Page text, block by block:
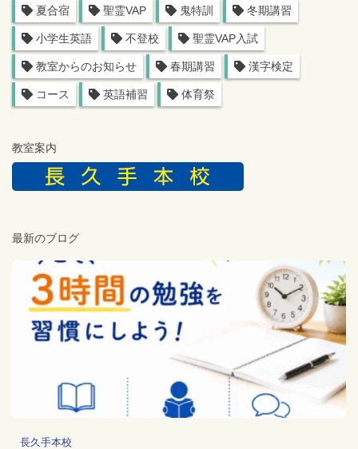
夏合宿 聖霊VAP 鬼特訓 冬期講習
小学生英語 不登校 聖霊VAP入試
教室からのお知らせ 春期講習 漢字検定
コース 英語補習 体育祭
教室案内
最新のブログ
長久手本校